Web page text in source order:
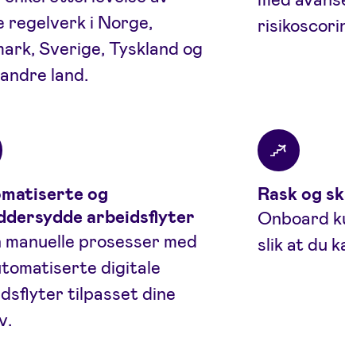
regelverk i Norge,
Sverige, Tyskland og
land.
og
arbeidsflyter
manuelle prosesser med
digitale
tilpasset dine
Rask og
Onboard
slik at du